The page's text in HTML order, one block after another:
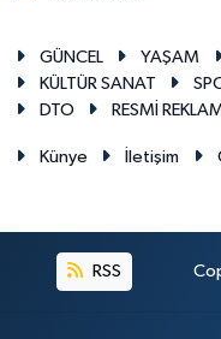
GÜNCEL YAŞAM
KÜLTÜR SANAT
DTO
RESMİ
Künye İletişim
RSS